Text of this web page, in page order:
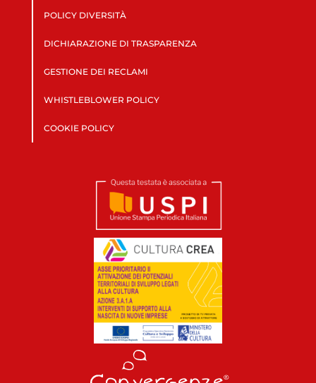
POLICY DIVERSITÀ
DICHIARAZIONE DI TRASPARENZA
GESTIONE DEI RECLAMI
WHISTLEBLOWER POLICY
COOKIE POLICY